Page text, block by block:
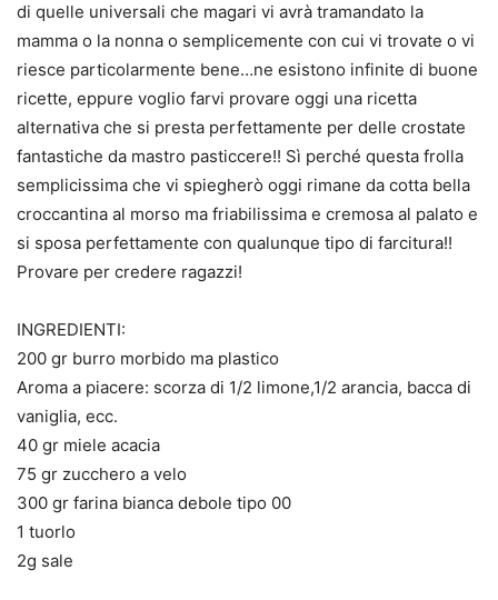
di quelle universali che magari vi avrà tramandato la
mamma o la nonna o semplicemente con cui vi trovate o vi
riesce particolarmente bene…ne esistono infinite di buone
ricette, eppure voglio farvi provare oggi una ricetta
alternativa che si presta perfettamente per delle crostate
fantastiche da mastro pasticcere!! Sì perché questa frolla
semplicissima che vi spiegherò oggi rimane da cotta bella
croccantina al morso ma friabilissima e cremosa al palato e
si sposa perfettamente con qualunque tipo di farcitura!!
Provare per credere ragazzi!
INGREDIENTI:
200 gr burro morbido ma plastico
Aroma a piacere: scorza di 1/2 limone,1/2 arancia, bacca di
vaniglia, ecc.
40 gr miele acacia
75 gr zucchero a velo
300 gr farina bianca debole tipo 00
1 tuorlo
2g sale